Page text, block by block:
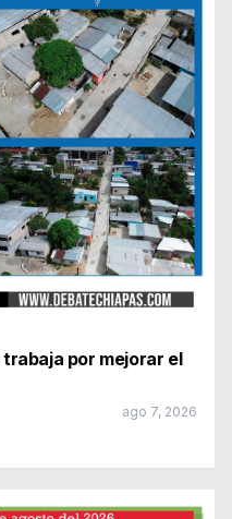
por mejorar el
ago 7, 2026